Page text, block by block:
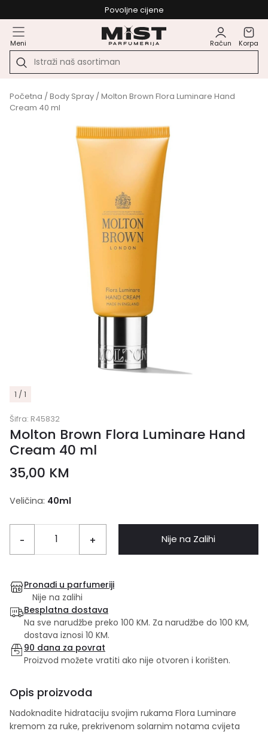
Povoljne cijene
Meni Račun Korpa
Početna /Body Spray / Molton Brown Flora Luminare Hand
Cream 40 ml
1 / 1
Šifra: R45832
Molton Brown Flora Luminare Hand
Cream 40 ml
35,00 KM
Veličina: 40ml
- + Nije na Zalihi
Pronađi u parfumeriji
Nije na zalihi
Besplatna dostava
Na sve narudžbe preko 100 KM. Za narudžbe do 100 KM,
dostava iznosi 10 KM.
90 dana za povrat
Proizvod možete vratiti ako nije otvoren i korišten.
Opis proizvoda
Nadoknadite hidrataciju svojim rukama Flora Luminare
kremom za ruke, prekrivenom solarnim notama cvijeta